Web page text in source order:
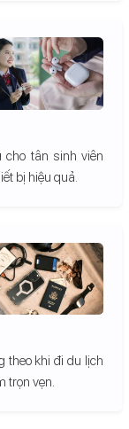
cho tân sinh viên
bị hiệu quả.
theo khi đi du lịch
trọn vẹn.